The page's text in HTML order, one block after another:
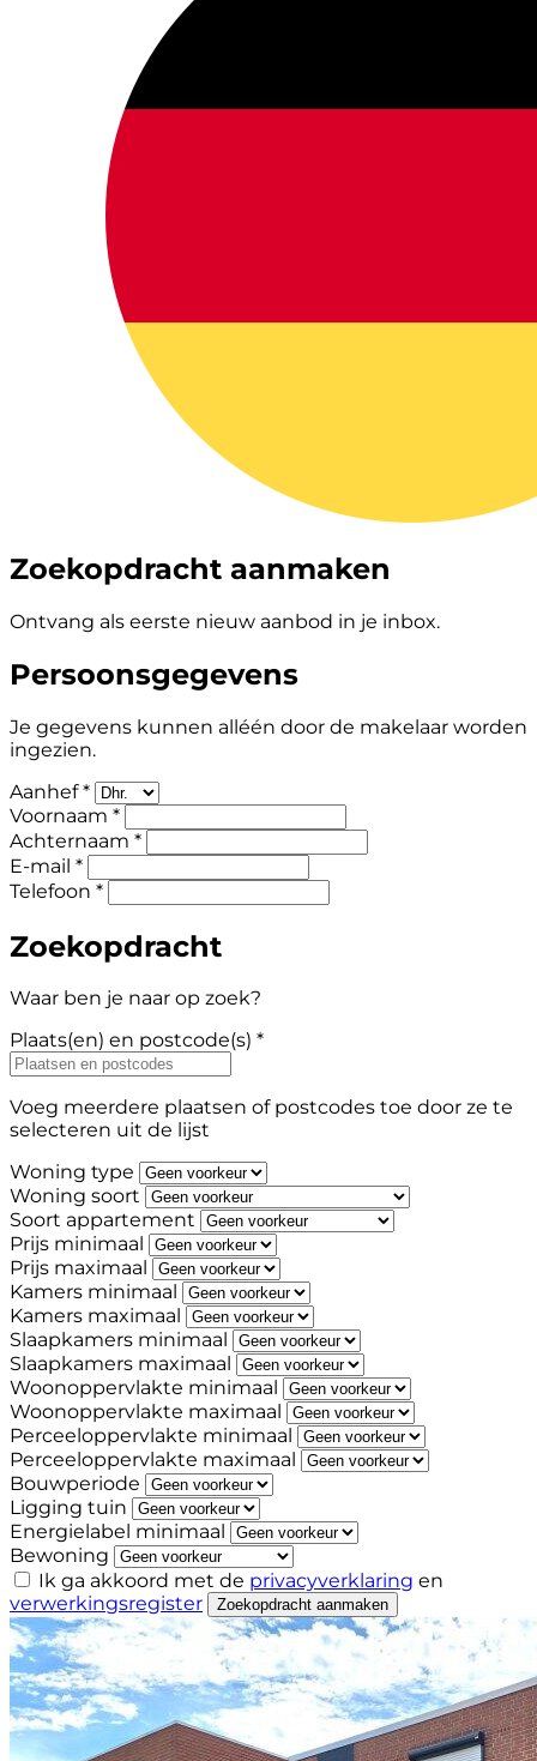
Zoekopdracht aanmaken
Ontvang als eerste nieuw aanbod in je inbox.
Persoonsgegevens
Je gegevens kunnen alléén door de makelaar worden
ingezien.
Aanhef *
Voornaam *
Achternaam *
E-mail *
Telefoon *
Zoekopdracht
Waar ben je naar op zoek?
Plaats(en) en postcode(s) *
Voeg meerdere plaatsen of postcodes toe door ze te
selecteren uit de lijst
Woning type
Woning soort
Soort appartement
Prijs minimaal
Prijs maximaal
Kamers minimaal
Kamers maximaal
Slaapkamers minimaal
Slaapkamers maximaal
Woonoppervlakte minimaal
Woonoppervlakte maximaal
Perceeloppervlakte minimaal
Perceeloppervlakte maximaal
Bouwperiode
Ligging tuin
Energielabel minimaal
Bewoning
Ik ga akkoord met de privacyverklaring en
verwerkingsregister
Zoekopdracht aanmaken